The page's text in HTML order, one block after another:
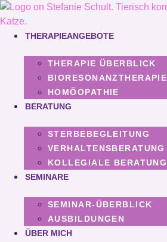
Zum
Inhalt
springenTHERAPIEANGEBOTE
THERAPIE ÜBERBLICK
BIORESONANZTHERAPIE
HOMÖOPATHIE
BERATUNG
STERBEBEGLEITUNG
VERHALTENSBERATUNG
KOLLEGIALE BERATUNG
SEMINARE
SEMINAR-ÜBERBLICK
AUSBILDUNGEN
ÜBER MICH